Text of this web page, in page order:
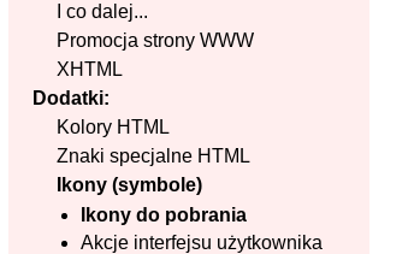
I co dalej...
Promocja strony WWW
XHTML
Dodatki:
Kolory HTML
Znaki specjalne HTML
Ikony (symbole)
Ikony do pobrania
Akcje interfejsu użytkownika